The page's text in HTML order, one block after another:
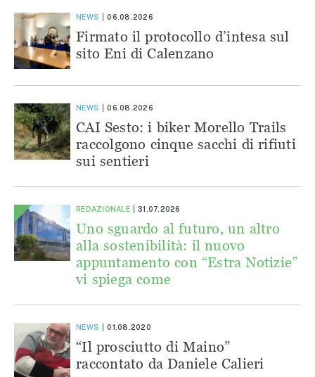
NEWS 06.08.2026
Firmato il protocollo d’intesa sul
sito Eni di Calenzano
NEWS 06.08.2026
CAI Sesto: i biker Morello Trails
raccolgono cinque sacchi di rifiuti
sui sentieri
REDAZIONALE 31.07.2026
Uno sguardo al futuro, un altro
alla sostenibilità: il nuovo
appuntamento con “Estra Notizie”
vi spiega come
NEWS 01.08.2020
“Il prosciutto di Maino”
raccontato da Daniele Calieri